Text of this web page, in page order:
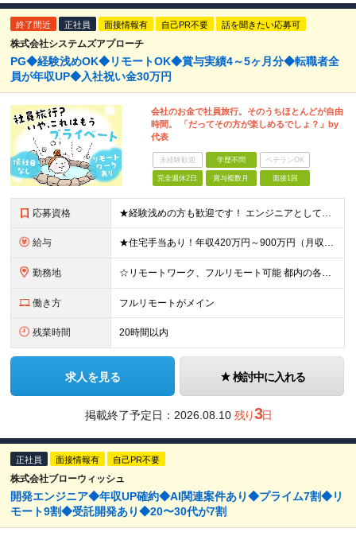
終了間近 正社員 面接情報有 自己PR不要 話を聞きたい応募可
株式会社システムズアプローチ
PG◆経験浅めOK◆リモートOK◆賞与実績4～5ヶ月分◆転職者全
員が年収UP◆入社祝い金30万円
会社のお金で社員旅行。そのうちほとんどが自由
時間。 「だってその方が楽しめるでしょ？」by
代表
未経験歓迎 学歴不問 ベテランOK
完全週休2日 賞与複数月 面接1回
応募資格 ★経験浅めの方も歓迎です！ エンジニアとしてマイペースに成長してける環境をお探しなら、まずは“元エンジニア”の社長・野﨑と話に来てください！ ◆オープン・Web系システム、汎用機システムの開発経験を
給与 ★住宅手当あり！年収420万円～900万円（月収28万～60万円） ★当社への転職者全員が、前職と比べて年収アップを実現しています！ ■実務経験5年以上 ＜年収600万円～（月収39.5万円～）※各
勤務地 ☆リモートワーク、フルリモート可能 都内の各プロジェクト先にてご勤務いただきます。 勤務地は、希望を考慮して決定いたします。 ※会社都合による転勤はありません ※変更の範囲：上記を除く当社関連勤務
働き方 フルリモートがメイン
残業時間 20時間以内
求人を見る 検討中に入れる
掲載終了予定日： 2026.08.10 残り3日
正社員 面接情報有 自己PR不要
株式会社ブローウィッシュ
開発エンジニア◆年収UP確約◆AI関連案件あり◆プライム7割◆リ
モート9割◆受託開発あり◆20〜30代が7割